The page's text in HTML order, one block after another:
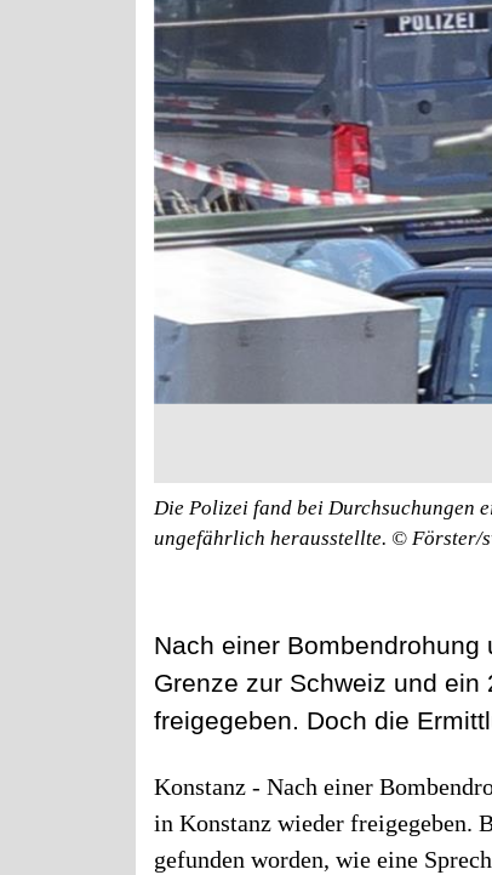
Die Polizei fand bei Durchsuchungen
ungefährlich herausstellte. © Förster/
Nach einer
Grenze zur Schweiz und
freigegeben. Doch die
Konstanz - Nach einer
in Konstanz wieder freigegeben.
gefunden worden, wie eine